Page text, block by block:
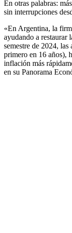
En otras palabras:
sin interrupciones
«En Argentina, la
ayudando a restaurar
semestre de 2024,
primero en 16 años),
inflación más
en su Panorama